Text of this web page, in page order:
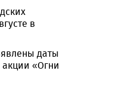
в
даты
«Огни